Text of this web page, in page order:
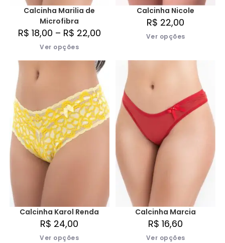
Calcinha Marilia de
Microfibra
R$ 18,00 – R$ 22,00
Ver opções
Calcinha Nicole
R$ 22,00
Ver opções
Calcinha Karol Renda
R$ 24,00
Ver opções
Calcinha Marcia
R$ 16,60
Ver opções